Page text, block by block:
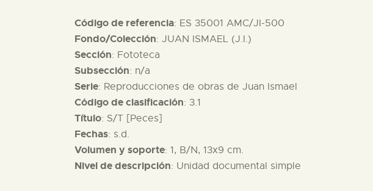
Código de referencia: ES 35001 AMC/JI-500
Fondo/Colección: JUAN ISMAEL (J.I.)
Sección: Fototeca
Subsección: n/a
Serie: Reproducciones de obras de Juan Ismael
Código de clasificación: 3.1
Título: S/T [Peces]
Fechas: s.d.
Volumen y soporte: 1, B/N, 13x9 cm.
Nivel de descripción: Unidad documental simple